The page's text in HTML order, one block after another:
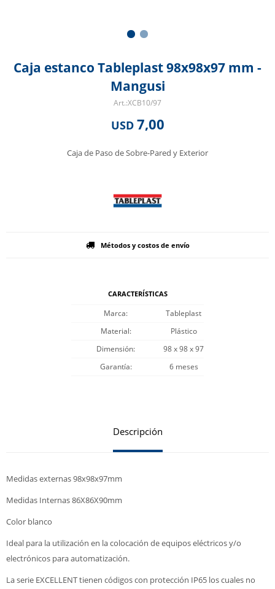
Caja estanco Tableplast 98x98x97 mm -
Mangusi
XCB10/97
USD 7,00
Caja de Paso de Sobre-Pared y Exterior
Métodos y costos de envío
CARACTERÍSTICAS
Marca
Tableplast
Material
Plástico
Dimensión
98 x 98 x 97
Garantía
6 meses
Descripción
Medidas externas 98x98x97mm
Medidas Internas 86X86X90mm
Color blanco
Ideal para la utilización en la colocación de equipos eléctricos y/o
electrónicos para automatización.
La serie EXCELLENT tienen códigos con protección IP65 los cuales no